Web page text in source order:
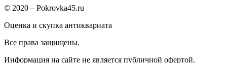
© 2020 – Pokrovka45.ru
Оценка и скупка антиквариата
Все права защищены.
Информация на сайте не является публичной офертой.